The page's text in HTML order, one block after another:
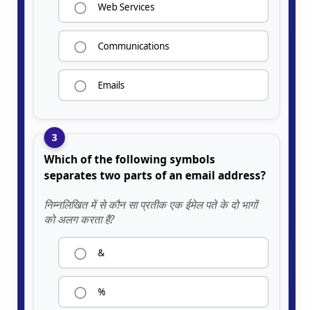
Web Services
Communications
Emails
3
Which of the following symbols
separates two parts of an email address?
निम्नलिखित में से कौन सा प्रतीक एक ईमेल पते के दो भागों
को अलग करता है?
&
%